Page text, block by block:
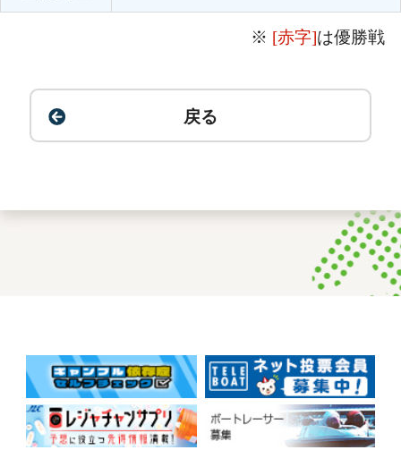
※ [赤字]は優勝戦
戻る